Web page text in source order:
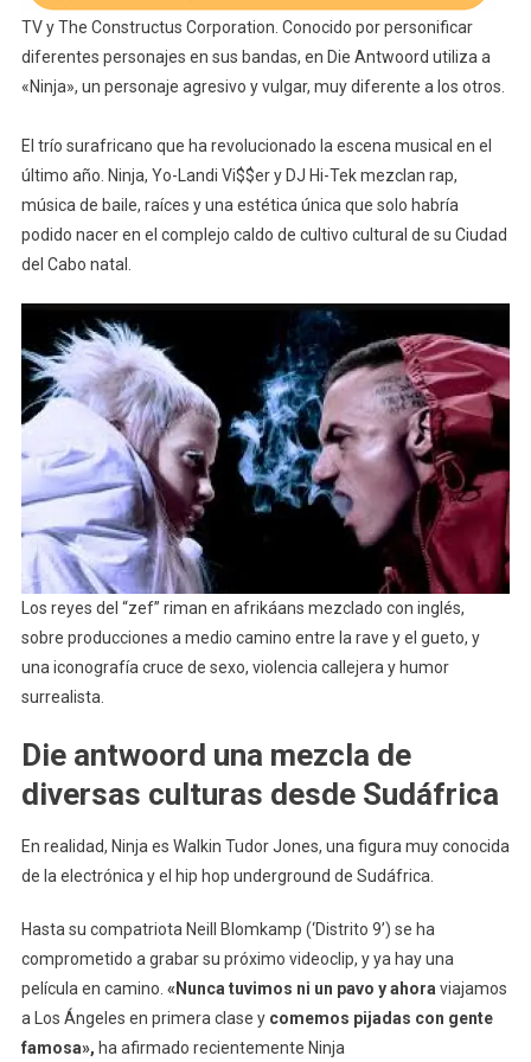
TV y The Constructus Corporation. Conocido por personificar
diferentes personajes en sus bandas, en Die Antwoord utiliza a
«Ninja», un personaje agresivo y vulgar, muy diferente a los otros.
El trío surafricano que ha revolucionado la escena musical en el
último año. Ninja, Yo-Landi Vi$$er y DJ Hi-Tek mezclan rap,
música de baile, raíces y una estética única que solo habría
podido nacer en el complejo caldo de cultivo cultural de su Ciudad
del Cabo natal.
Los reyes del “zef” riman en afrikáans mezclado con inglés,
sobre producciones a medio camino entre la rave y el gueto, y
una iconografía cruce de sexo, violencia callejera y humor
surrealista.
Die antwoord una mezcla de
diversas culturas desde Sudáfrica
En realidad, Ninja es Walkin Tudor Jones, una figura muy conocida
de la electrónica y el hip hop underground de Sudáfrica.
Hasta su compatriota Neill Blomkamp (‘Distrito 9’) se ha
comprometido a grabar su próximo videoclip, y ya hay una
película en camino. «Nunca tuvimos ni un pavo y ahora viajamos
a Los Ángeles en primera clase y comemos pijadas con gente
famosa», ha afirmado recientemente Ninja